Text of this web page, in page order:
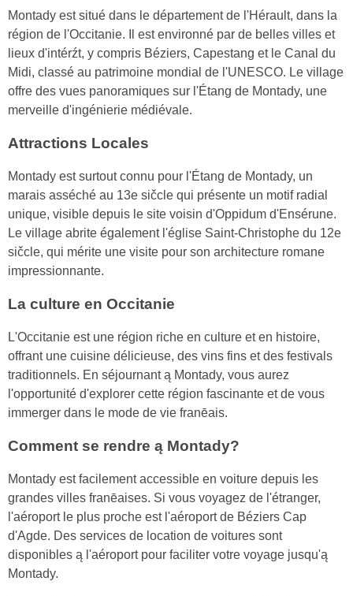
Montady est situé dans le département de l'Hérault, dans la
région de l'Occitanie. Il est environné par de belles villes et
lieux d'intérźt, y compris Béziers, Capestang et le Canal du
Midi, classé au patrimoine mondial de l'UNESCO. Le village
offre des vues panoramiques sur l'Étang de Montady, une
merveille d'ingénierie médiévale.
Attractions Locales
Montady est surtout connu pour l'Étang de Montady, un
marais asséché au 13e sičcle qui présente un motif radial
unique, visible depuis le site voisin d'Oppidum d'Ensérune.
Le village abrite également l'église Saint-Christophe du 12e
sičcle, qui mérite une visite pour son architecture romane
impressionnante.
La culture en Occitanie
L'Occitanie est une région riche en culture et en histoire,
offrant une cuisine délicieuse, des vins fins et des festivals
traditionnels. En séjournant ą Montady, vous aurez
l'opportunité d'explorer cette région fascinante et de vous
immerger dans le mode de vie franēais.
Comment se rendre ą Montady?
Montady est facilement accessible en voiture depuis les
grandes villes franēaises. Si vous voyagez de l'étranger,
l'aéroport le plus proche est l'aéroport de Béziers Cap
d'Agde. Des services de location de voitures sont
disponibles ą l'aéroport pour faciliter votre voyage jusqu'ą
Montady.